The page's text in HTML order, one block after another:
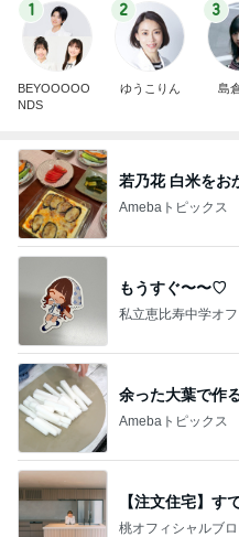
1
BEYOOOOO
NDS
2
ゆうこりん
3
島
若乃花 白米をお
Amebaトピックス
もうすぐ〜〜♡
私立恵比寿中学オ
余った大葉で作
Amebaトピックス
【注文住宅】す
桃オフィシャルブ